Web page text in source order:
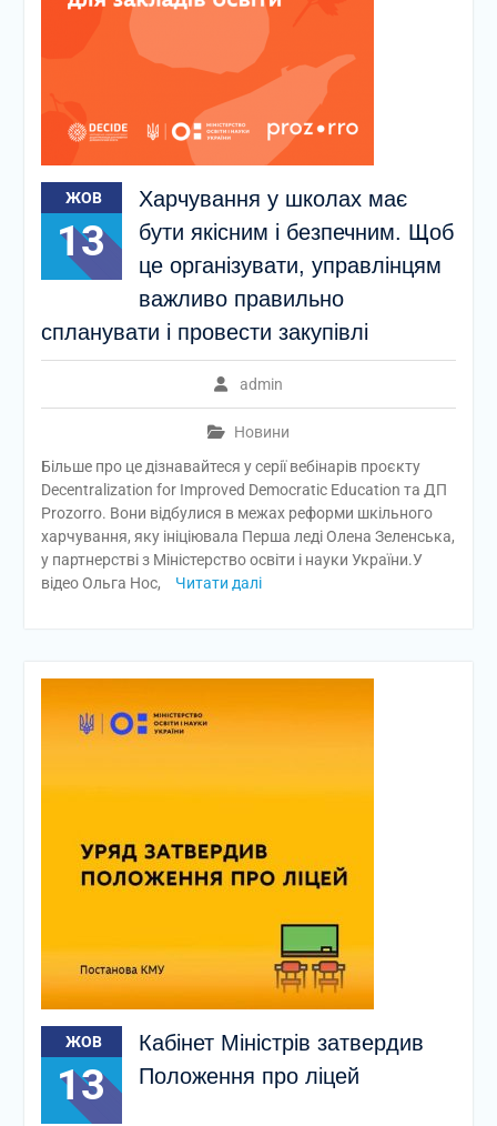
ЖОВ
13
Харчування у школах має
бути якісним і безпечним. Щоб
це організувати, управлінцям
важливо правильно
спланувати і провести закупівлі
admin
Новини
Більше про це дізнавайтеся у серії вебінарів проєкту
Decentralization for Improved Democratic Education та ДП
Prozorro. Вони відбулися в межах реформи шкільного
харчування, яку ініціювала Перша леді Олена Зеленська,
у партнерстві з Міністерство освіти і науки України.У
відео Ольга Нос,
Читати далі
ЖОВ
13
Кабінет Міністрів затвердив
Положення про ліцей